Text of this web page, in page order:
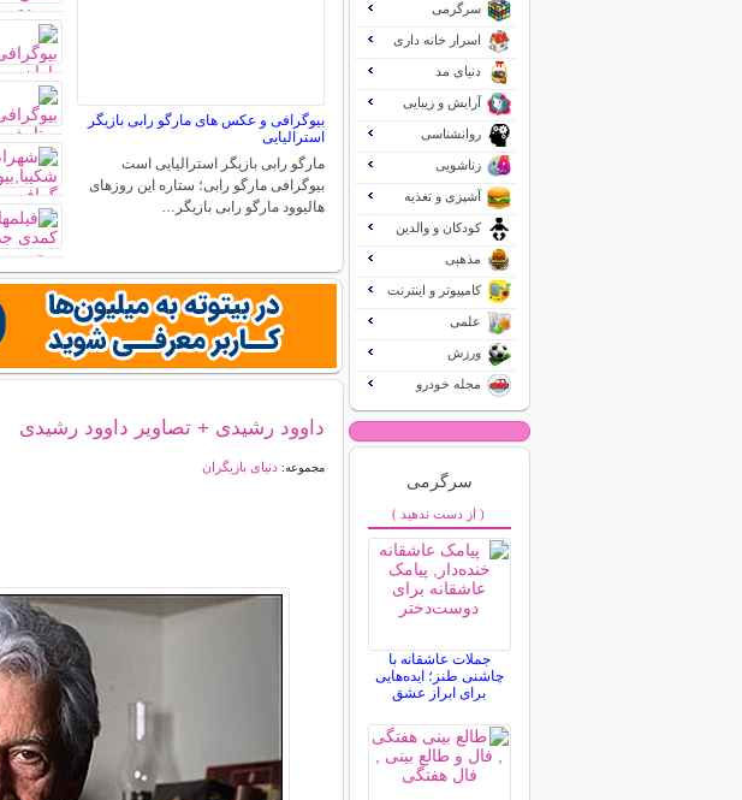
بیوگرافی و عکس های مارگو رابی بازیگر
استرالیایی
مارگو رابی بازیگر استرالیایی است
بیوگرافی مارگو رابی؛ ستاره این روزهای
هالیوود مارگو رابی بازیگر…
داوود رشیدی + تصاویر داوود رشیدی
مجموعه:دنیای بازیگران
سرگرمی
اسرار خانه داری
دنیای مد
آرایش و زیبایی
روانشناسی
زناشویی
آشپزی و تغذیه
کودکان و والدین
مذهبی
کامپیوتر و اینترنت
علمی
ورزش
مجله خودرو
سرگرمی
( از دست ندهید )
جملات عاشقانه با
چاشنی طنز؛ ایده‌هایی
برای ابراز عشق